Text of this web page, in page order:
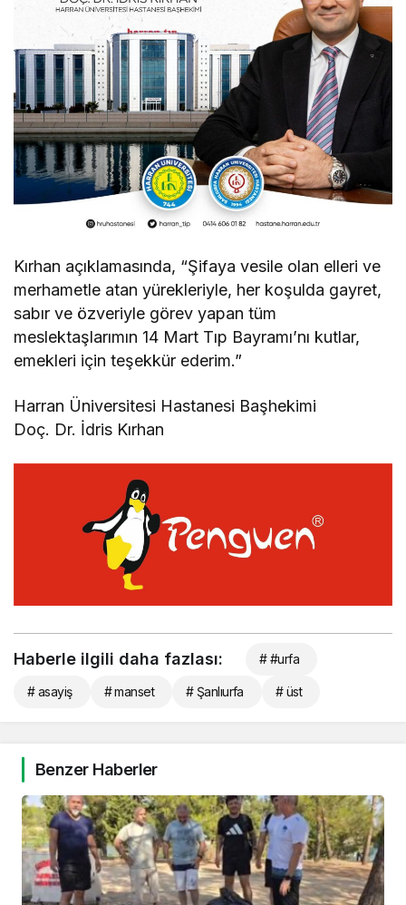
Kırhan açıklamasında, “Şifaya vesile olan elleri ve
merhametle atan yürekleriyle, her koşulda gayret,
sabır ve özveriyle görev yapan tüm
meslektaşlarımın 14 Mart Tıp Bayramı’nı kutlar,
emekleri için teşekkür ederim.”
Harran Üniversitesi Hastanesi Başhekimi
Doç. Dr. İdris Kırhan
Haberle ilgili daha fazlası: # #urfa
# asayiş # manset # Şanlıurfa # üst
Benzer Haberler